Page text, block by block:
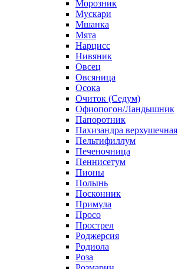
Морозник
Мускари
Мшанка
Мята
Нарцисс
Нивяник
Овсец
Овсяница
Осока
Очиток (Седум)
Офиопогон/Ландышник
Папоротник
Пахизандра верхушечная
Пельтифиллум
Печеночница
Пеннисетум
Пионы
Полынь
Посконник
Примула
Просо
Прострел
Роджерсия
Родиола
Роза